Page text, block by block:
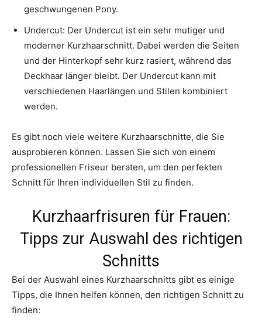
geschwungenen Pony.
Undercut: Der Undercut ist ein sehr mutiger und
moderner Kurzhaarschnitt. Dabei werden die Seiten
und der Hinterkopf sehr kurz rasiert, während das
Deckhaar länger bleibt. Der Undercut kann mit
verschiedenen Haarlängen und Stilen kombiniert
werden.
Es gibt noch viele weitere Kurzhaarschnitte, die Sie
ausprobieren können. Lassen Sie sich von einem
professionellen Friseur beraten, um den perfekten
Schnitt für Ihren individuellen Stil zu finden.
Kurzhaarfrisuren für Frauen:
Tipps zur Auswahl des richtigen
Schnitts
Bei der Auswahl eines Kurzhaarschnitts gibt es einige
Tipps, die Ihnen helfen können, den richtigen Schnitt zu
finden: